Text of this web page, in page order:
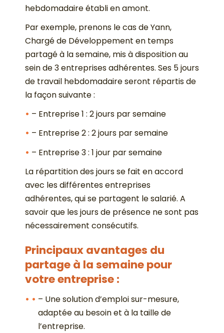
hebdomadaire établi en amont.
Par exemple, prenons le cas de Yann,
Chargé de Développement en temps
partagé à la semaine, mis à disposition au
sein de 3 entreprises adhérentes. Ses 5 jours
de travail hebdomadaire seront répartis de
la façon suivante :
– Entreprise 1 : 2 jours par semaine
– Entreprise 2 : 2 jours par semaine
– Entreprise 3 : 1 jour par semaine
La répartition des jours se fait en accord
avec les différentes entreprises
adhérentes, qui se partagent le salarié. A
savoir que les jours de présence ne sont pas
nécessairement consécutifs.
Principaux avantages du
partage à la semaine pour
votre entreprise :
– Une solution d’emploi sur-mesure,
adaptée au besoin et à la taille de
l’entreprise.